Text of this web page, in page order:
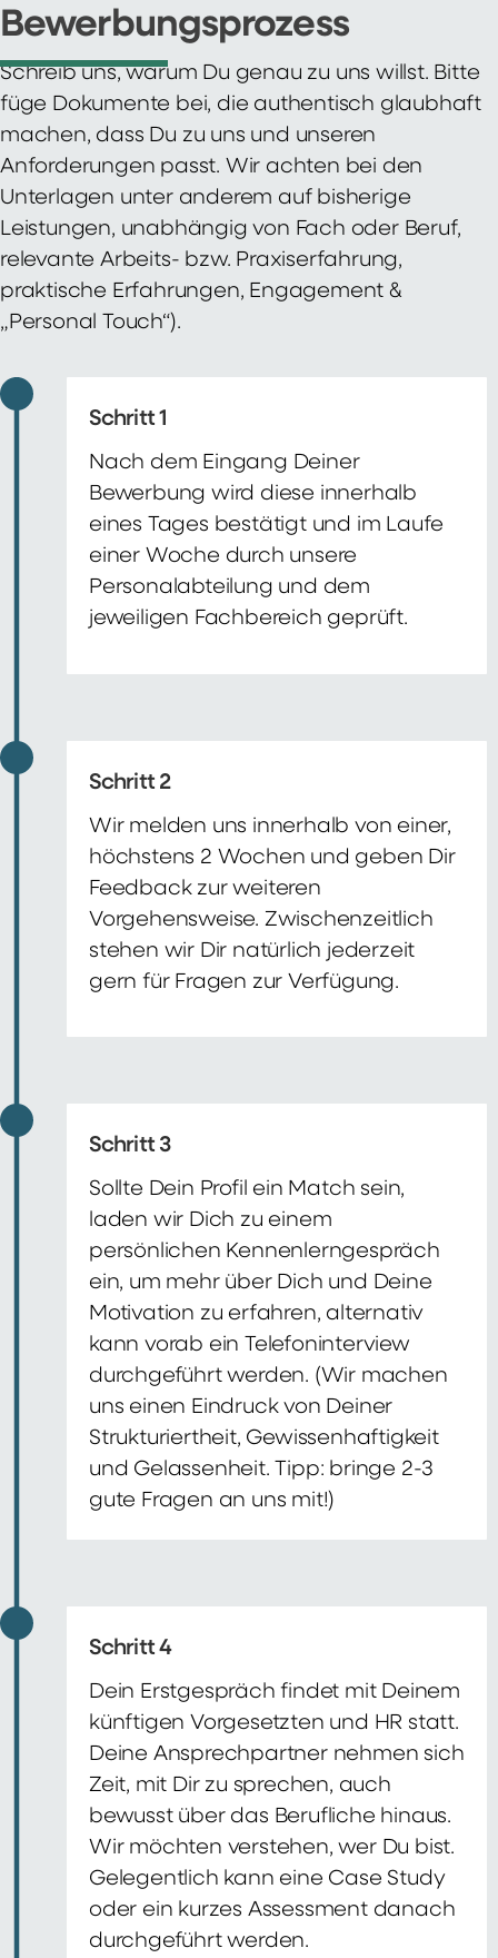
Bewerbungsprozess
Schreib uns, warum Du genau zu uns willst. Bitte
füge Dokumente bei, die authentisch glaubhaft
machen, dass Du zu uns und unseren
Anforderungen passt. Wir achten bei den
Unterlagen unter anderem auf bisherige
Leistungen, unabhängig von Fach oder Beruf,
relevante Arbeits- bzw. Praxiserfahrung,
praktische Erfahrungen, Engagement &
„Personal Touch“).
Schritt 1
Nach dem Eingang Deiner
Bewerbung wird diese innerhalb
eines Tages bestätigt und im Laufe
einer Woche durch unsere
Personalabteilung und dem
jeweiligen Fachbereich geprüft.
Schritt 2
Wir melden uns innerhalb von einer,
höchstens 2 Wochen und geben Dir
Feedback zur weiteren
Vorgehensweise. Zwischenzeitlich
stehen wir Dir natürlich jederzeit
gern für Fragen zur Verfügung.
Schritt 3
Sollte Dein Profil ein Match sein,
laden wir Dich zu einem
persönlichen Kennenlerngespräch
ein, um mehr über Dich und Deine
Motivation zu erfahren, alternativ
kann vorab ein Telefoninterview
durchgeführt werden. (Wir machen
uns einen Eindruck von Deiner
Strukturiertheit, Gewissenhaftigkeit
und Gelassenheit. Tipp: bringe 2-3
gute Fragen an uns mit!)
Schritt 4
Dein Erstgespräch findet mit Deinem
künftigen Vorgesetzten und HR statt.
Deine Ansprechpartner nehmen sich
Zeit, mit Dir zu sprechen, auch
bewusst über das Berufliche hinaus.
Wir möchten verstehen, wer Du bist.
Gelegentlich kann eine Case Study
oder ein kurzes Assessment danach
durchgeführt werden.